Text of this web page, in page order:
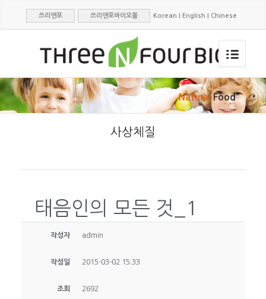
쓰리앤포 쓰리앤포바이오몰 Korean English Chinese
NaturalFood
사상체질
태음인의 모든 것_1
작성자 admin
작성일 2015-03-02 15:33
조회 2692